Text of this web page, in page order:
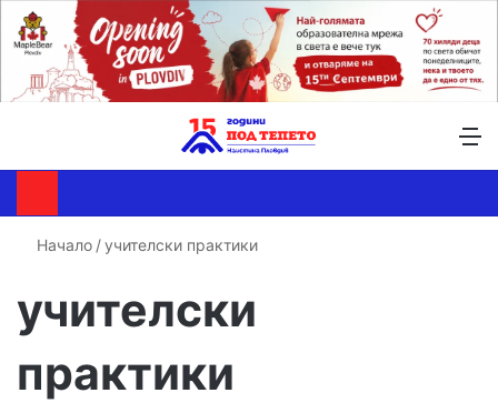
Начало /учителски практики
учителски
практики